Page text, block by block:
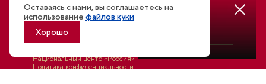
Смотреть
Национальный центр «Россия»
Политика конфиденциальности
Оставаясь с нами, вы соглашаетесь на
использованиефайлов куки
Хорошо